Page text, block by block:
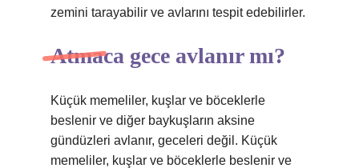
zemini tarayabilir ve avlarını tespit edebilirler.
Atmaca gece avlanır mı?
Küçük memeliler, kuşlar ve böceklerle
beslenir ve diğer baykuşların aksine
gündüzleri avlanır, geceleri değil. Küçük
memeliler, kuşlar ve böceklerle beslenir ve